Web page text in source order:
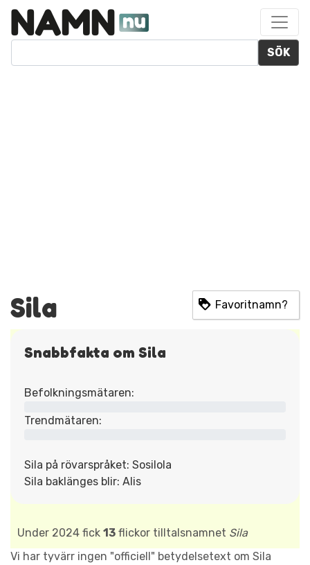
SÖK
Sila Favoritnamn?
Snabbfakta om Sila
Befolkningsmätaren:
Trendmätaren:
Sila på rövarspråket: Sosilola
Sila baklänges blir: Alis
Under 2024 fick 13 flickor tilltalsnamnet Sila
Vi har tyvärr ingen "officiell" betydelsetext om Sila